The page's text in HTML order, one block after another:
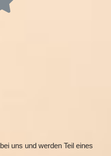
uns und werden Teil eines